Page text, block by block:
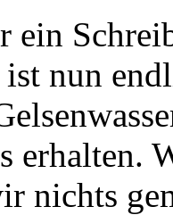
ein
ist nun
erhalten.
nichts